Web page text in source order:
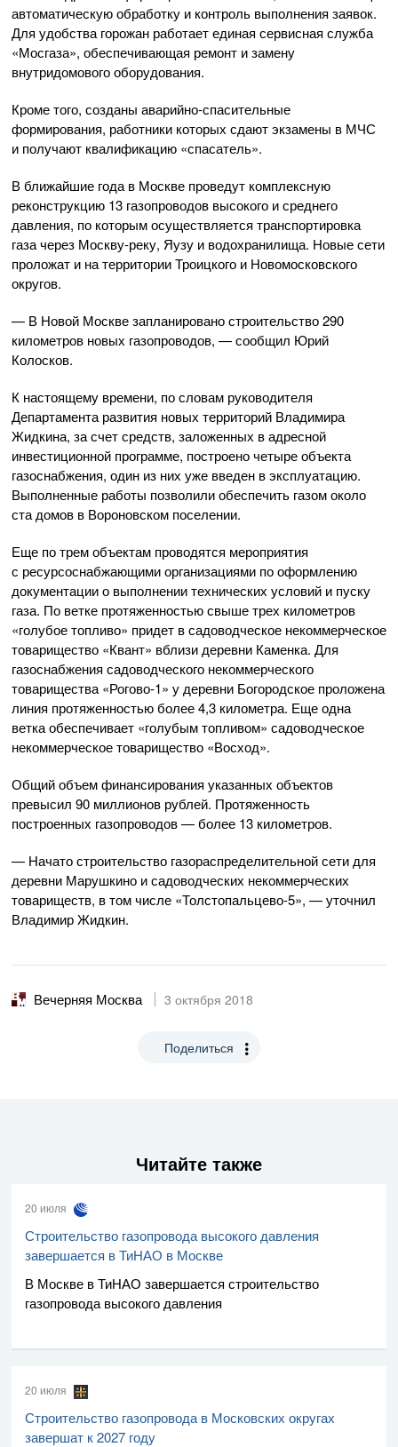
автоматическую обработку и контроль выполнения заявок.
Для удобства горожан работает единая сервисная служба
«Мосгаза», обеспечивающая ремонт и замену
внутридомового оборудования.
Кроме того, созданы аварийно-спасительные
формирования, работники которых сдают экзамены в МЧС
и получают квалификацию «спасатель».
В ближайшие года в Москве проведут комплексную
реконструкцию 13 газопроводов высокого и среднего
давления, по которым осуществляется транспортировка
газа через Москву-реку, Яузу и водохранилища. Новые сети
проложат и на территории Троицкого и Новомосковского
округов.
— В Новой Москве запланировано строительство 290
километров новых газопроводов, — сообщил Юрий
Колосков.
К настоящему времени, по словам руководителя
Департамента развития новых территорий Владимира
Жидкина, за счет средств, заложенных в адресной
инвестиционной программе, построено четыре объекта
газоснабжения, один из них уже введен в эксплуатацию.
Выполненные работы позволили обеспечить газом около
ста домов в Вороновском поселении.
Еще по трем объектам проводятся мероприятия
с ресурсоснабжающими организациями по оформлению
документации о выполнении технических условий и пуску
газа. По ветке протяженностью свыше трех километров
«голубое топливо» придет в садоводческое некоммерческое
товарищество «Квант» вблизи деревни Каменка. Для
газоснабжения садоводческого некоммерческого
товарищества «Рогово-1» у деревни Богородское проложена
линия протяженностью более 4,3 километра. Еще одна
ветка обеспечивает «голубым топливом» садоводческое
некоммерческое товарищество «Восход».
Общий объем финансирования указанных объектов
превысил 90 миллионов рублей. Протяженность
построенных газопроводов — более 13 километров.
— Начато строительство газораспределительной сети для
деревни Марушкино и садоводческих некоммерческих
товариществ, в том числе «Толстопальцево-5», — уточнил
Владимир Жидкин.
Вечерняя Москва 3 октября 2018
Поделиться
Читайте также
20 июля
Строительство газопровода высокого давления
завершается в ТиНАО в Москве
В Москве в ТиНАО завершается строительство
газопровода высокого давления
20 июля
Строительство газопровода в Московских округах
завершат к 2027 году